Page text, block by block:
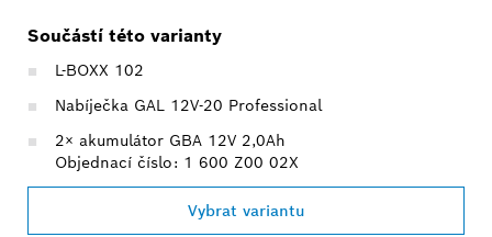
Součástí této varianty
L-BOXX 102
Nabíječka GAL 12V-20 Professional
2× akumulátor GBA 12V 2,0Ah
Objednací číslo: 1 600 Z00 02X
Vybrat variantu